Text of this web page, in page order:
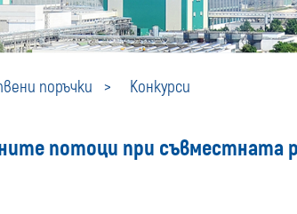
поръчки Конкурси
потоци при съвместната